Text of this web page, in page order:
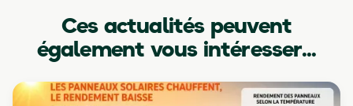
Ces actualités peuvent
également vous intéresser...